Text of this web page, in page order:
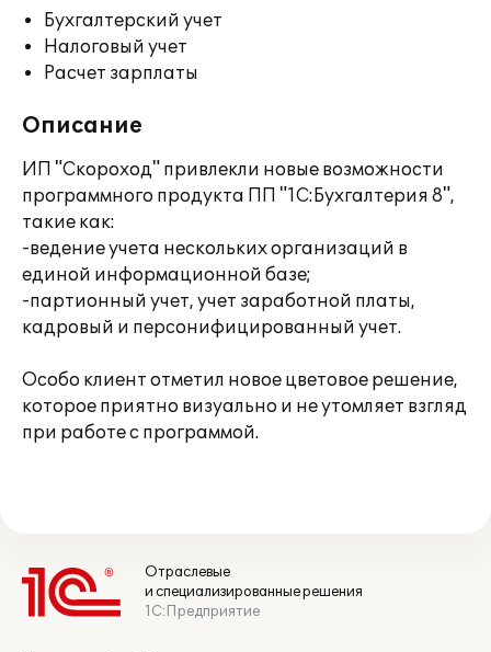
Бухгалтерский учет
Налоговый учет
Расчет зарплаты
Описание
ИП "Скороход" привлекли новые возможности
программного продукта ПП "1С:Бухгалтерия 8",
такие как:
-ведение учета нескольких организаций в
единой информационной базе;
-партионный учет, учет заработной платы,
кадровый и персонифицированный учет.
Особо клиент отметил новое цветовое решение,
которое приятно визуально и не утомляет взгляд
при работе с программой.
Отраслевые
и специализированные решения
1С:Предприятие